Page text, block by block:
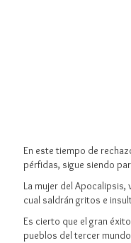
En este tiempo de
pérfidas, sigue siendo
La mujer del
cual saldrán gritos e
Es cierto que el gran
pueblos del tercer